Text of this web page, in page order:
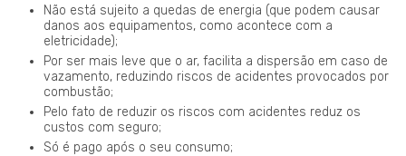
Não está sujeito a quedas de energia (que podem causar
danos aos equipamentos, como acontece com a
eletricidade);
Por ser mais leve que o ar, facilita a dispersão em caso de
vazamento, reduzindo riscos de acidentes provocados por
combustão;
Pelo fato de reduzir os riscos com acidentes reduz os
custos com seguro;
Só é pago após o seu consumo;